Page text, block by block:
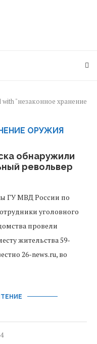
with "незаконное хранение
ОРУЖИЯ
обнаружили
револьвер
ГУ МВД России по
уголовного
провели
жительства 59-
26-news.ru, во